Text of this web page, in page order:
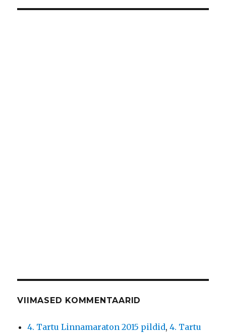
VIIMASED KOMMENTAARID
4. Tartu Linnamaraton 2015 pildid,4. Tartu